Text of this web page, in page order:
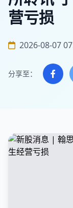
营亏损
2026-08-07
分享至：